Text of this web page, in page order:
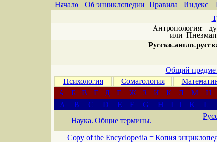
Начало Об энциклопедии Правила Индекс
Антропология:
или
Русско-англо-
Общий
Психология
Соматология
А
Б В Г Д Е Ж З И К Л М
Н
A
B C D E F G H I J K
L
Наука. Общие термины.
Copy of the Encyclopedia = Копия